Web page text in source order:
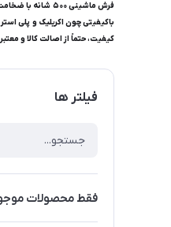
کیفیت، حتماً از اصالت کالا و
فیلتر ها
فقط محصولات